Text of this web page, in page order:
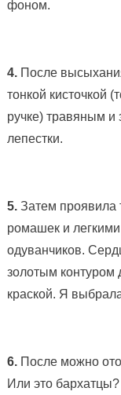
фоном.
4.После
тонкой кисточкой
ручке) травяным и
лепестки.
5.Затем проявила
ромашек и
одуванчиков.
золотым контуром
краской. Я
6.После можно
Или это